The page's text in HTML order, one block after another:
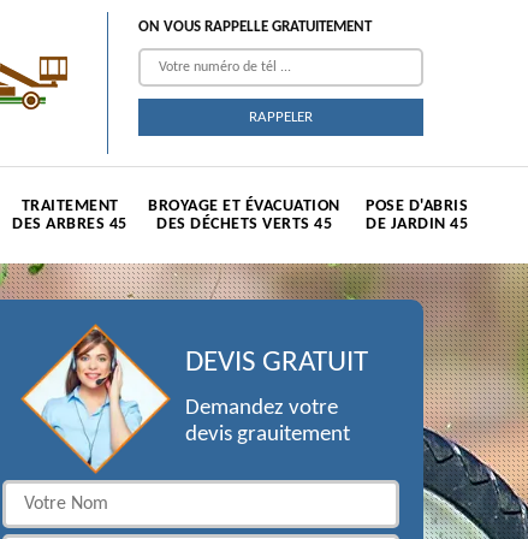
ON VOUS RAPPELLE GRATUITEMENT
TRAITEMENT
DES ARBRES 45
BROYAGE ET ÉVACUATION
DES DÉCHETS VERTS 45
POSE D'ABRIS
DE JARDIN 45
DEVIS GRATUIT
Demandez votre
devis grauitement